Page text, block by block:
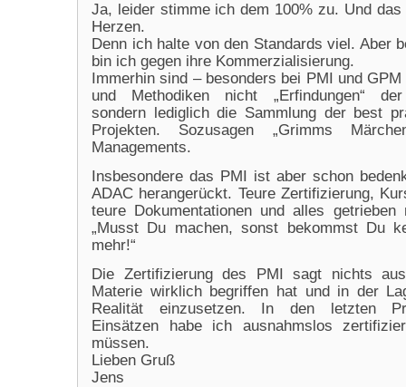
Ja, leider stimme ich dem 100% zu. Und
Herzen.
Denn ich halte von den Standards viel. Aber
bin ich gegen ihre Kommerzialisierung.
Immerhin sind – besonders bei PMI und
und Methodiken nicht „Erfindungen“ der
sondern lediglich die Sammlung der best
Projekten. Sozusagen „Grimms
Managements.
Insbesondere das PMI ist aber schon
ADAC herangerückt. Teure Zertifizierung,
teure Dokumentationen und alles getrieben
„Musst Du machen, sonst bekommst Du
mehr!“
Die Zertifizierung des PMI sagt nichts
Materie wirklich begriffen hat und in der
Realität einzusetzen. In den letzten
Einsätzen habe ich ausnahmslos
müssen.
Lieben Gruß
Jens